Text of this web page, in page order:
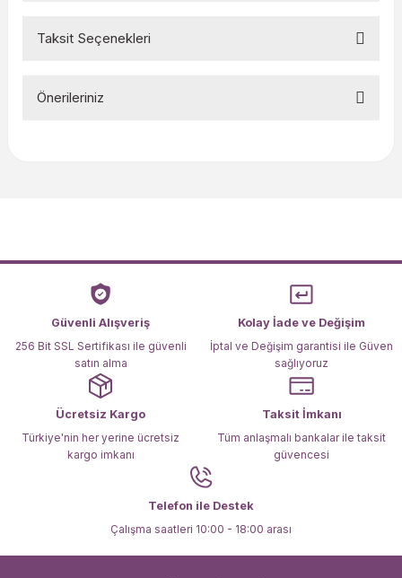
Taksit Seçenekleri
Önerileriniz
Ürün açıklamasında eksik bilgiler bulunuyor.
Ürün bilgilerinde hatalar bulunuyor.
Ürün fiyatı diğer sitelerden daha pahalı.
Bu ürüne benzer farklı alternatifler olmalı.
Güvenli Alışveriş
256 Bit SSL Sertifikası ile güvenli
satın alma
Kolay İade ve Değişim
İptal ve Değişim garantisi ile Güven
sağlıyoruz
Ücretsiz Kargo
Türkiye'nin her yerine ücretsiz
kargo imkanı
Taksit İmkanı
Tüm anlaşmalı bankalar ile taksit
güvencesi
Telefon ile Destek
Çalışma saatleri 10:00 - 18:00 arası